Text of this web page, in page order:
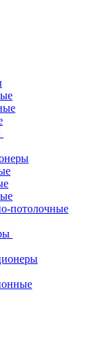
потолочные